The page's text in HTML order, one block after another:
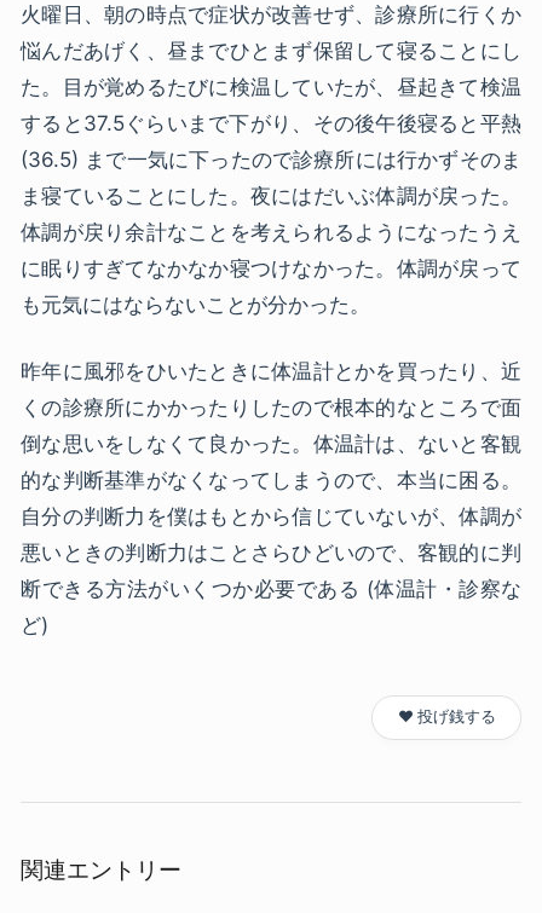
火曜日、朝の時点で症状が改善せず、診療所に行くか
悩んだあげく、昼までひとまず保留して寝ることにし
た。目が覚めるたびに検温していたが、昼起きて検温
すると37.5ぐらいまで下がり、その後午後寝ると平熱
(36.5) まで一気に下ったので診療所には行かずそのま
ま寝ていることにした。夜にはだいぶ体調が戻った。
体調が戻り余計なことを考えられるようになったうえ
に眠りすぎてなかなか寝つけなかった。体調が戻って
も元気にはならないことが分かった。
昨年に風邪をひいたときに体温計とかを買ったり、近
くの診療所にかかったりしたので根本的なところで面
倒な思いをしなくて良かった。体温計は、ないと客観
的な判断基準がなくなってしまうので、本当に困る。
自分の判断力を僕はもとから信じていないが、体調が
悪いときの判断力はことさらひどいので、客観的に判
断できる方法がいくつか必要である (体温計・診察な
ど)
❤️ 投げ銭する
関連エントリー